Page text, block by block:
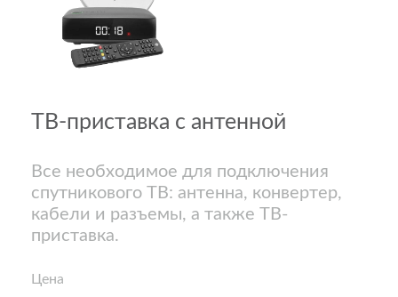
ТВ-приставка с антенной
Все необходимое для подключения
спутникового ТВ: антенна, конвертер,
кабели и разъемы, а также ТВ-
приставка.
Цена